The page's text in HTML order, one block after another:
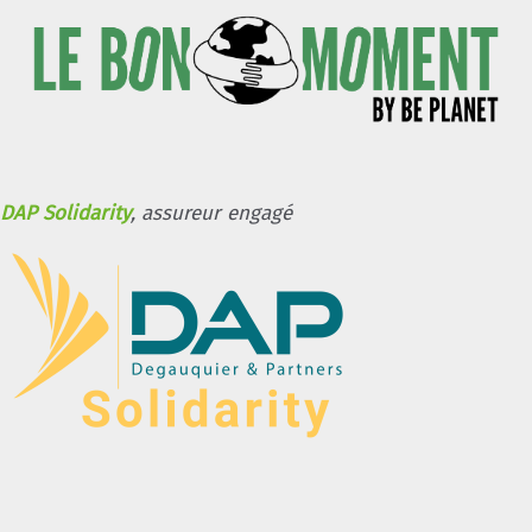
DAP Solidarity, assureur engagé